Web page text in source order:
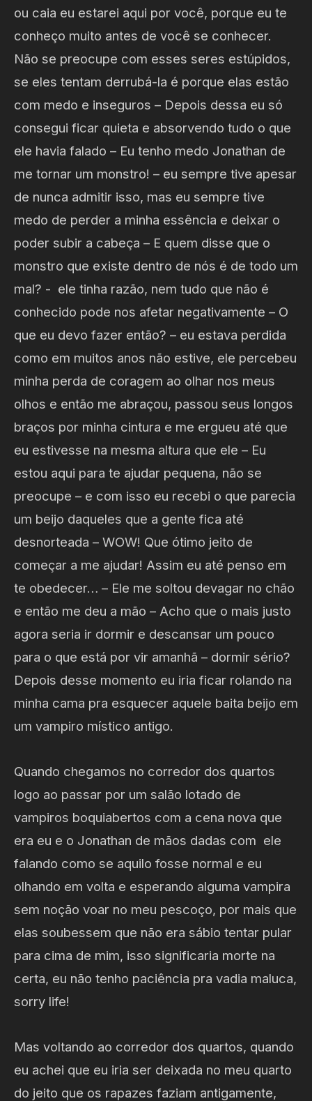
ou caia eu estarei aqui por você, porque eu te
conheço muito antes de você se conhecer.
Não se preocupe com esses seres estúpidos,
se eles tentam derrubá-la é porque elas estão
com medo e inseguros – Depois dessa eu só
consegui ficar quieta e absorvendo tudo o que
ele havia falado – Eu tenho medo Jonathan de
me tornar um monstro! – eu sempre tive apesar
de nunca admitir isso, mas eu sempre tive
medo de perder a minha essência e deixar o
poder subir a cabeça – E quem disse que o
monstro que existe dentro de nós é de todo um
mal? - ele tinha razão, nem tudo que não é
conhecido pode nos afetar negativamente – O
que eu devo fazer então? – eu estava perdida
como em muitos anos não estive, ele percebeu
minha perda de coragem ao olhar nos meus
olhos e então me abraçou, passou seus longos
braços por minha cintura e me ergueu até que
eu estivesse na mesma altura que ele – Eu
estou aqui para te ajudar pequena, não se
preocupe – e com isso eu recebi o que parecia
um beijo daqueles que a gente fica até
desnorteada – WOW! Que ótimo jeito de
começar a me ajudar! Assim eu até penso em
te obedecer… – Ele me soltou devagar no chão
e então me deu a mão – Acho que o mais justo
agora seria ir dormir e descansar um pouco
para o que está por vir amanhã – dormir sério?
Depois desse momento eu iria ficar rolando na
minha cama pra esquecer aquele baita beijo em
um vampiro místico antigo.
Quando chegamos no corredor dos quartos
logo ao passar por um salão lotado de
vampiros boquiabertos com a cena nova que
era eu e o Jonathan de mãos dadas com ele
falando como se aquilo fosse normal e eu
olhando em volta e esperando alguma vampira
sem noção voar no meu pescoço, por mais que
elas soubessem que não era sábio tentar pular
para cima de mim, isso significaria morte na
certa, eu não tenho paciência pra vadia maluca,
sorry life!
Mas voltando ao corredor dos quartos, quando
eu achei que eu iria ser deixada no meu quarto
do jeito que os rapazes faziam antigamente,